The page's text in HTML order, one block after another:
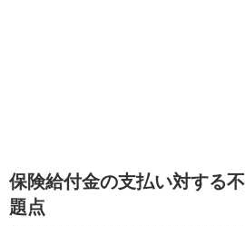
保険給付金の支払い対する
題点